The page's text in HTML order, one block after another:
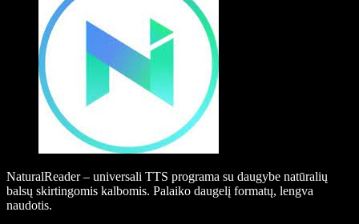
NaturalReader – universali TTS programa su daugybe natūralių
balsų skirtingomis kalbomis. Palaiko daugelį formatų, lengva
naudotis.